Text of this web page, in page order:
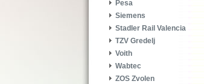
Pesa
Siemens
Stadler Rail Valencia
TZV Gredelj
Voith
Wabtec
ZOS Zvolen